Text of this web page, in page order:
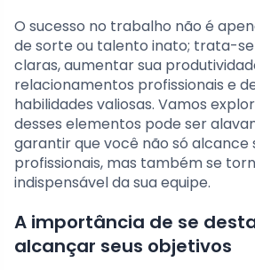
O sucesso no trabalho não é
de sorte ou talento inato; trata-
claras, aumentar sua
relacionamentos profissionais e
habilidades valiosas. Vamos
desses elementos pode ser
garantir que você não só alcance
profissionais, mas também se
indispensável da sua equipe.
A importância de se
alcançar seus objetivos